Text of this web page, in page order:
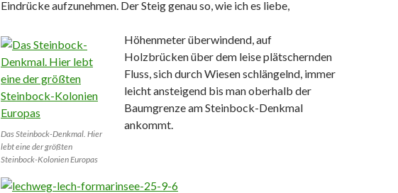
Eindrücke aufzunehmen. Der Steig genau so, wie ich es liebe,
Das Steinbock-Denkmal. Hier
lebt eine der größten
Steinbock-Kolonien Europas
Höhenmeter überwindend, auf
Holzbrücken über dem leise plätschernden
Fluss, sich durch Wiesen schlängelnd, immer
leicht ansteigend bis man oberhalb der
Baumgrenze am Steinbock-Denkmal
ankommt.